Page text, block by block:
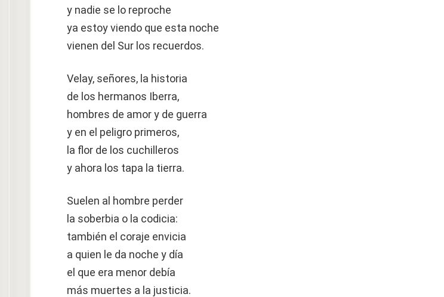
y nadie se lo reproche
ya estoy viendo que esta noche
vienen del Sur los recuerdos.
Velay, señores, la historia
de los hermanos Iberra,
hombres de amor y de guerra
y en el peligro primeros,
la flor de los cuchilleros
y ahora los tapa la tierra.
Suelen al hombre perder
la soberbia o la codicia:
también el coraje envicia
a quien le da noche y día
el que era menor debía
más muertes a la justicia.